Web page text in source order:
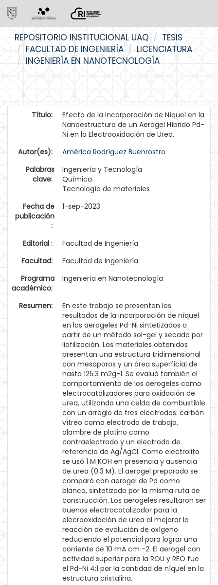
navigation
REPOSITORIO INSTITUCIONAL UAQ
TESIS
FACULTAD DE INGENIERÍA
LICENCIATURA
INGENIERÍA EN NANOTECNOLOGÍA
Título:
Efecto de la Incorporación de Níquel en la
Nanoestructura de un Aerogel Híbrido Pd-
Ni en la Electrooxidación de Urea.
Autor(es):
América Rodríguez Buenrostro
Palabras
clave:
Ingeniería y Tecnología
Química
Tecnología de materiales
Fecha de
publicación
:
1-sep-2023
Editorial :
Facultad de Ingeniería
Facultad:
Facultad de Ingeniería
Programa
académico:
Ingeniería en Nanotecnología
Resumen:
En este trabajo se presentan los
resultados de la incorporación de níquel
en los aerogeles Pd-Ni sintetizados a
partir de un método sol-gel y secado por
liofilización. Los materiales obtenidos
presentan una estructura tridimensional
con mesoporos y un área superficial de
hasta 125.3 m2g-1. Se evaluó también el
comportamiento de los aerogeles como
electrocatalizadores para oxidación de
urea, utilizando una celda de combustible
con un arreglo de tres electrodos: carbón
vítreo como electrodo de trabajo,
alambre de platino como
contraelectrodo y un electrodo de
referencia de Ag/AgCl. Como electrolito
se usó 1 M KOH en presencia y ausencia
de urea (0.3 M). El aerogel preparado se
comparó con aerogel de Pd como
blanco, sintetizado por la misma ruta de
construcción. Los aerogeles resultaron ser
buenos electrocatalizador para la
elecrooxidación de urea al mejorar la
reacción de evolución de oxígeno
reduciendo el potencial para lograr una
corriente de 10 mA cm -2. El aerogel con
actividad superior para la ROU y REO fue
el Pd-Ni 4:1 por la cantidad de níquel en la
estructura cristalina.